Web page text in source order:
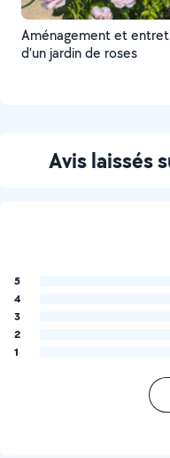
Aménagement et
d’un jardin de roses
Avis laissés
5
4
3
2
1